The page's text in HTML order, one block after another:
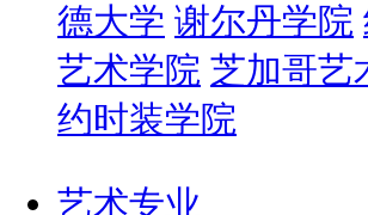
德大学 谢尔丹学院
艺术学院 芝加哥艺
约时装学院
艺术专业